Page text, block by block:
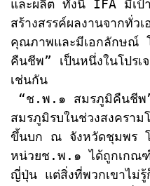
และผลิต ทั้งนี้ IFA มีเป้
สร้างสรรค์ผลงานจากทั่ว
คุณภาพและมีเอกลักษ
คืนชีพ” เป็นหนึ่งในโปรเ
เช่นกัน
สมรภูมิรบในช่วงสงครา
ขึ้นบก ณ จังหวัดชุมพร โ
หน่วยช.พ.๑ ได้ถูกเกณฑ์
ญี่ปุ่น แต่สิ่งที่พวกเขาไม่